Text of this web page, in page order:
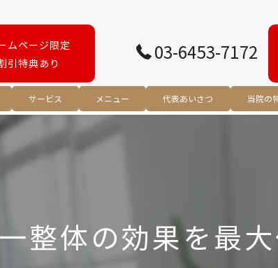
ムページ限定
引特典あり
03-6453-7172
サービス メニュー 代表あいさつ 当院の
リハビ
整体の効果を最